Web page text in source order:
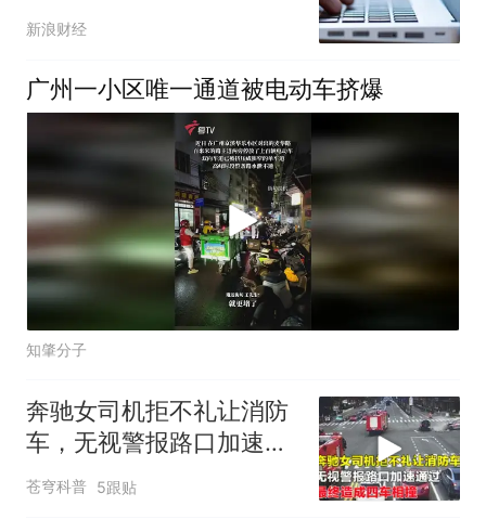
员受处分
新浪财经
广州一小区唯一通道被电动车挤爆
知肇分子
奔驰女司机拒不礼让消防
车，无视警报路口加速通
过，最终造成四车相撞
苍穹科普 5跟贴